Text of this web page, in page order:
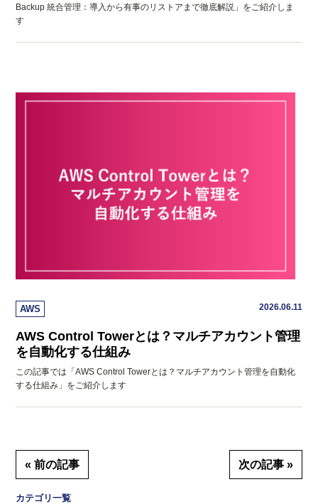
Backup 統合管理：導入から有事のリストアまで徹底解説」をご紹介しま
す
AWS 2026.06.11
AWS Control Towerとは？マルチアカウント管理
を自動化する仕組み
この記事では「AWS Control Towerとは？マルチアカウント管理を自動化
する仕組み」をご紹介します
« 前の記事 次の記事 »
カテゴリ一覧